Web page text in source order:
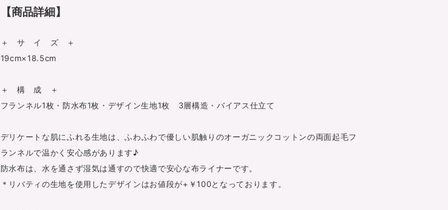
【商品詳細】
＋ サ イ ズ ＋
19cm×18.5cm
＋ 構 成 ＋
フランネル1枚・防水布1枚・デザイン生地1枚 3層構造・バイアス仕立て
デリケートな肌にふれる生地は、ふわふわで優しい肌触りのオーガニックコットンの両面起毛フ
ランネルで温かく安心感があります♪
防水布は、水を通さず湿気は通すので快適で安心な布ライナーです。
＊リバティの生地を使用したデザインはお値段が+￥100となっております。